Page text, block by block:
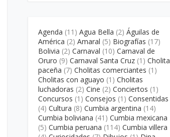
Agenda (11) Agua Bella (2) Águilas de
América (2) Amaral (5) Biografías (17)
Bolivia (2) Carnaval (10) Carnaval de
Oruro (9) Carnaval Santa Cruz (1) Cholita
paceña (7) Cholitas comerciantes (1)
Cholitas con aguayo (1) Cholitas
luchadoras (2) Cine (2) Conciertos (1)
Concursos (1) Consejos (1) Consentidas
(4) Cultura (8) Cumbia argentina (14)
Cumbia boliviana (41) Cumbia mexicana
(5) Cumbia peruana (114) Cumbia villera